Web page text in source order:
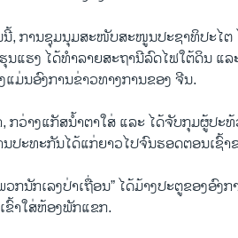
ນີ້, ການ​ຊຸມ​ນຸມ​ສະ​ໜັບ​ສະ​ໜູນ​ປະ​ຊາ​ທິ​ປະ​ໄຕ
ແຮງ ໄດ້​ທຳ​ລາຍ​ສະ​ຖາ​ນີ​ລົດ​ໄຟ​ໃຕ້​ດິນ ແ
ມ່ນ​ອົງ​ການ​ຂ່າວ​ທາງ​ການ​ຂອງ ຈີນ.
ວ່າງ​ແກັ​ສ​ນ້ຳ​ຕາ​ໃສ່ ແລະ ໄດ້​ຈັບ​ກຸມ​ຜູ້​ປະ​
ປະ​ທະ​ກັນ​ໄດ້​ແກ່​ຍາວ​ໄປ​ຈົນ​ຮອດ​ຕອນ​ເຊົ້າ​
ກ​ນັກ​ເລງ​ປ່າ​ເຖື່ອນ” ໄດ້​ມ້າງ​ປະ​ຕູ​ຂອງ​ອົງ​
ຂົ້າ​ໃສ່​ຫ້ອງ​ພັກ​ແຂກ.